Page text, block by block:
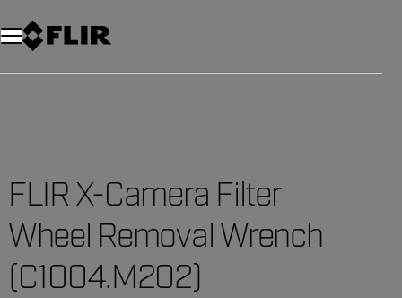
FLIR X-Camera Filter
Wheel Removal Wrench
(C1004.M202)